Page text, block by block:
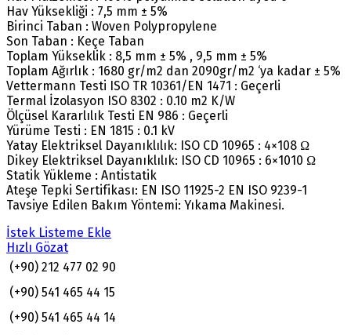
Hav Yüksekliği : 7,5 mm ± 5%
Birinci Taban : Woven Polypropylene
Son Taban : Keçe Taban
Toplam Yükseklik : 8,5 mm ± 5% , 9,5 mm ± 5%
Toplam Ağırlık : 1680 gr/m2 dan 2090gr/m2 ‘ya kadar ± 5%
Vettermann Testi ISO TR 10361/EN 1471 : Geçerli
Termal İzolasyon ISO 8302 : 0.10 m2 K/W
Ölçüsel Kararlılık Testi EN 986 : Geçerli
Yürüme Testi : EN 1815 : 0.1 kV
Yatay Elektriksel Dayanıklılık: ISO CD 10965 : 4×108 Ω
Dikey Elektriksel Dayanıklılık: ISO CD 10965 : 6×1010 Ω
Statik Yükleme : Antistatik
Ateşe Tepki Sertifikası: EN ISO 11925-2 EN ISO 9239-1
Tavsiye Edilen Bakım Yöntemi: Yıkama Makinesi.
İstek Listeme Ekle
Hızlı Gözat
(+90) 212 477 02 90
(+90) 541 465 44 15
(+90) 541 465 44 14